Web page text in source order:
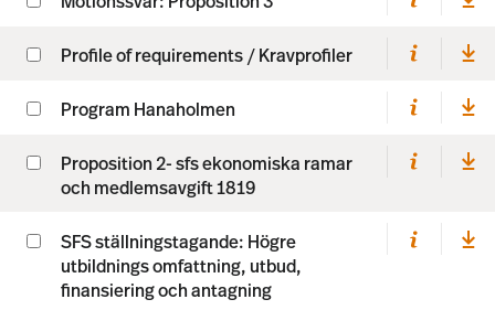
Profile of requirements / Kravprofiler
Program Hanaholmen
Proposition 2- sfs ekonomiska ramar
och medlemsavgift 1819
SFS ställningstagande: Högre
utbildnings omfattning, utbud,
finansiering och antagning